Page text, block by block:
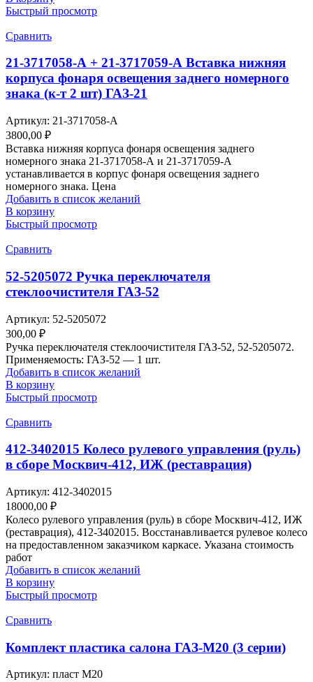
Быстрый просмотр
Сравнить
21-3717058-А + 21-3717059-А Вставка нижняя
корпуса фонаря освещения заднего номерного
знака (к-т 2 шт) ГАЗ-21
Артикул: 21-3717058-А
3800,00 ₽
Вставка нижняя корпуса фонаря освещения заднего
номерного знака 21-3717058-А и 21-3717059-А
устанавливается в корпус фонаря освещения заднего
номерного знака. Цена
Добавить в список желаний
В корзину
Быстрый просмотр
Сравнить
52-5205072 Ручка переключателя
стеклоочистителя ГАЗ-52
Артикул: 52-5205072
300,00 ₽
Ручка переключателя стеклоочистителя ГАЗ-52, 52-5205072.
Применяемость: ГАЗ-52 — 1 шт.
Добавить в список желаний
В корзину
Быстрый просмотр
Сравнить
412-3402015 Колесо рулевого управления (руль)
в сборе Москвич-412, ИЖ (реставрация)
Артикул: 412-3402015
18000,00 ₽
Колесо рулевого управления (руль) в сборе Москвич-412, ИЖ
(реставрация), 412-3402015. Восстанавливается рулевое колесо
на предоставленном заказчиком каркасе. Указана стоимость
работ
Добавить в список желаний
В корзину
Быстрый просмотр
Сравнить
Комплект пластика салона ГАЗ-М20 (3 серии)
Артикул: пласт М20